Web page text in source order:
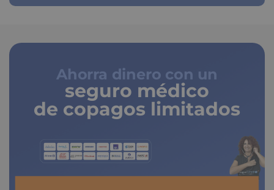
Ahorra dinero con un
seguro médico
de copagos limitados